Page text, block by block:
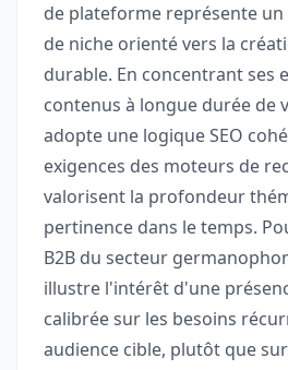
de plateforme représente un
de niche orienté vers la
durable. En concentrant ses
contenus à longue durée de
adopte une logique SEO
exigences des moteurs de
valorisent la profondeur
pertinence dans le temps.
B2B du secteur
illustre l'intérêt d'une
calibrée sur les besoins
audience cible, plutôt que